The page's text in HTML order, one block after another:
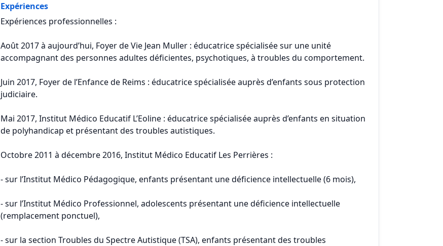
Expériences
Expériences professionnelles :
Août 2017 à aujourd’hui, Foyer de Vie Jean Muller : éducatrice spécialisée sur une unité
accompagnant des personnes adultes déficientes, psychotiques, à troubles du comportement.
Juin 2017, Foyer de l’Enfance de Reims : éducatrice spécialisée auprès d’enfants sous protection
judiciaire.
Mai 2017, Institut Médico Educatif L’Eoline : éducatrice spécialisée auprès d’enfants en situation
de polyhandicap et présentant des troubles autistiques.
Octobre 2011 à décembre 2016, Institut Médico Educatif Les Perrières :
- sur l’Institut Médico Pédagogique, enfants présentant une déficience intellectuelle (6 mois),
- sur l’Institut Médico Professionnel, adolescents présentant une déficience intellectuelle
(remplacement ponctuel),
- sur la section Troubles du Spectre Autistique (TSA), enfants présentant des troubles